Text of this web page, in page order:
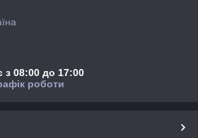
з 08:00 до 17:00
роботи